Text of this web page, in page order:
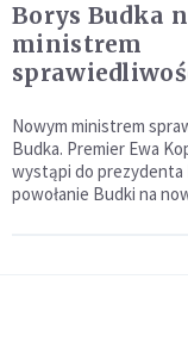
Borys Budka
ministrem
Nowym ministrem
Budka. Premier Ewa
wystąpi do prezydenta
powołanie Budki na